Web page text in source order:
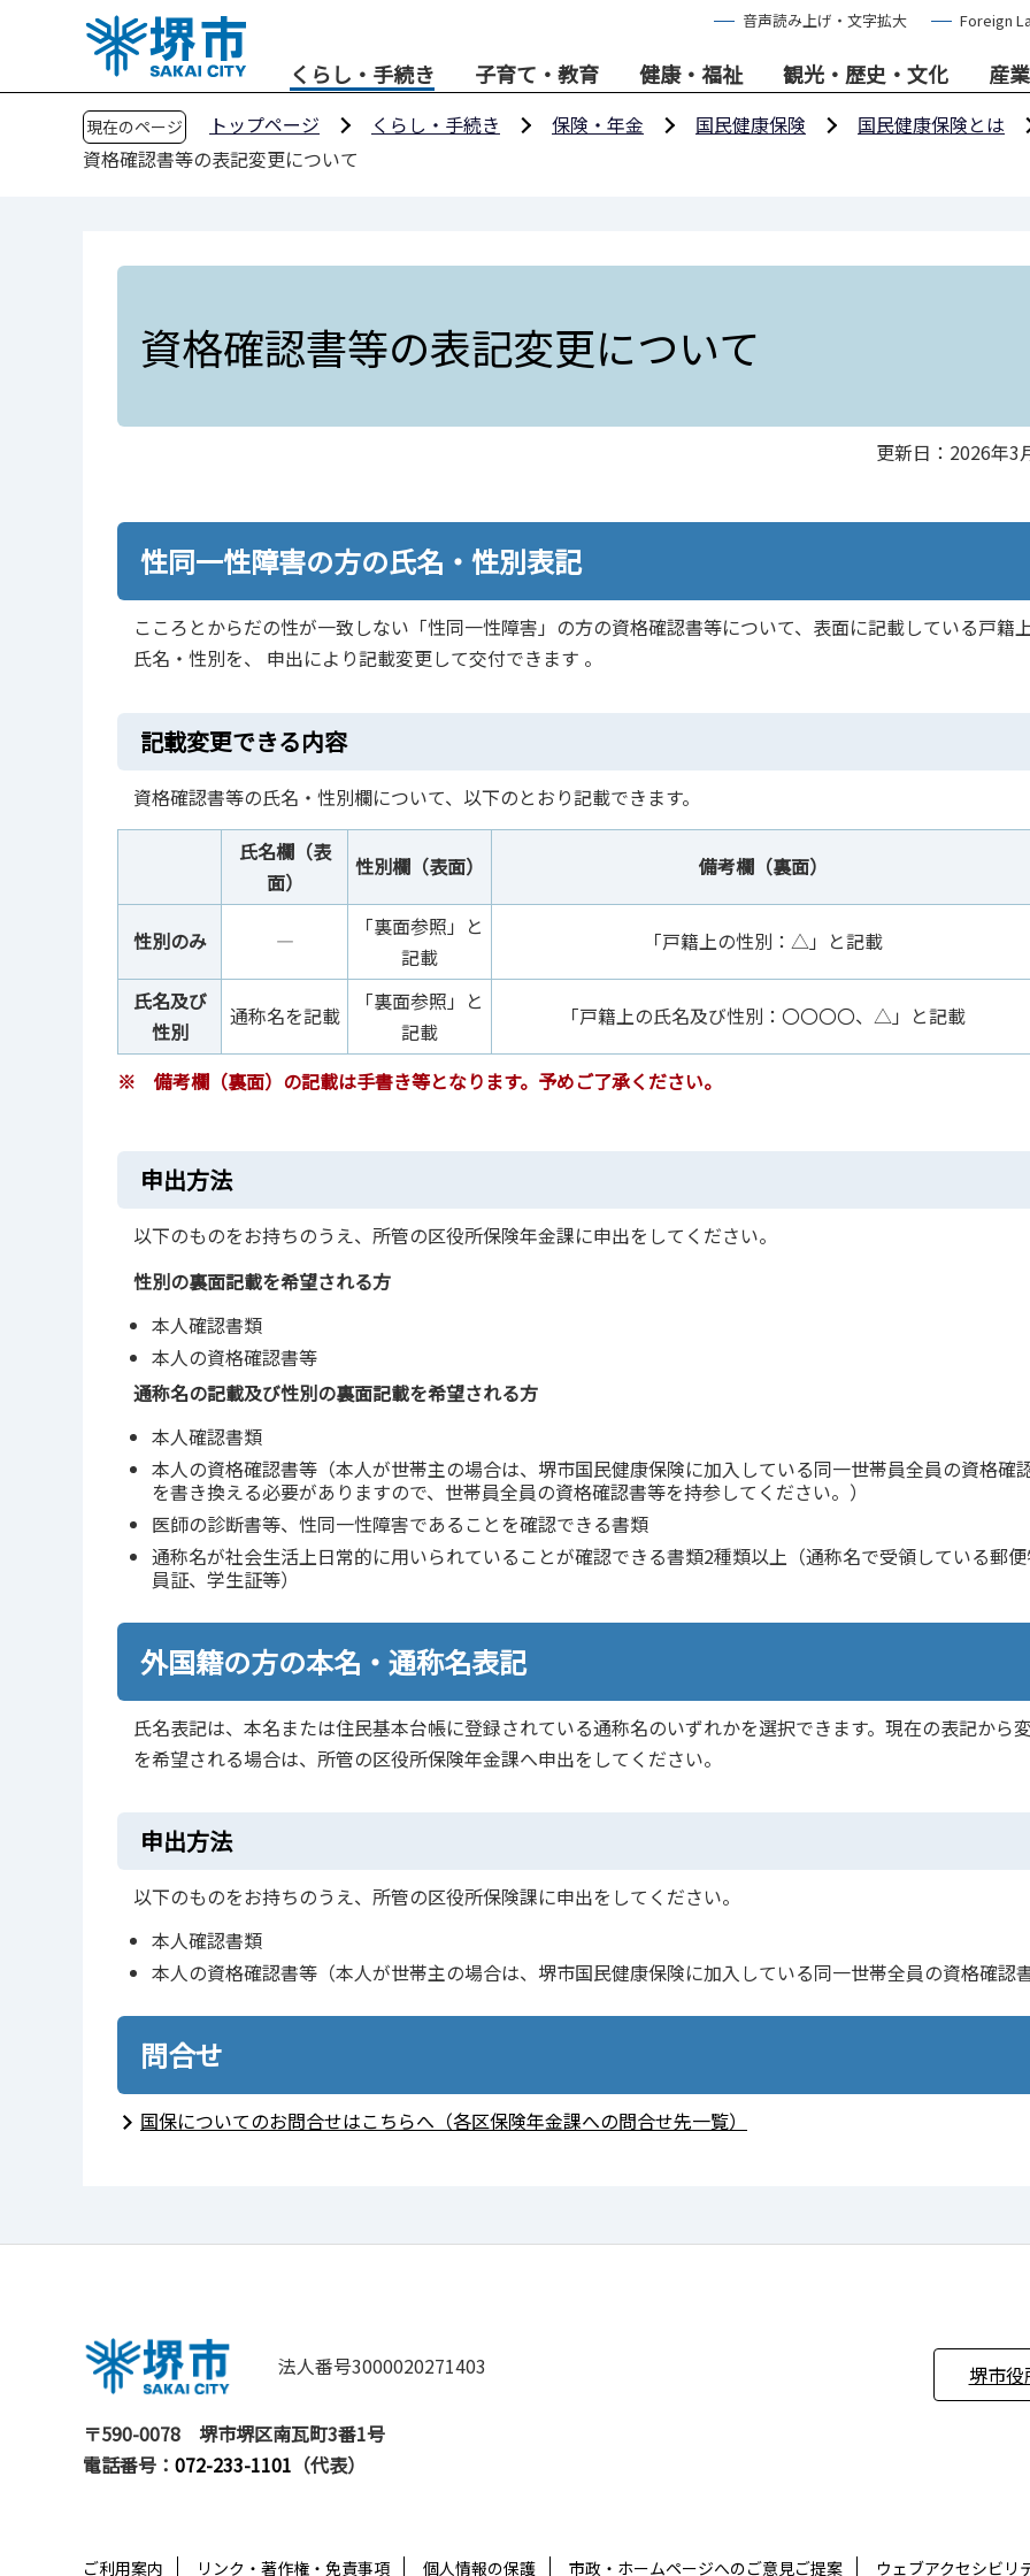
音声読み上げ・文字拡大 Foreign
くらし・手続き 子育て・教育 健康・福祉 観光・歴史・文化 産
現在のページ トップページ くらし・手続き 保険・年金 国民健康保険
国民健康保険とは
資格確認書等の表記変更について
資格確認書等の表記変更について
更新日：2026年3
性同一性障害の方の氏名・性別表記
こころとからだの性が一致しない「性同一性障害」の方の資格確認書等について、表面に記載している戸籍
氏名・性別を、 申出により記載変更して交付できます 。
記載変更できる内容
資格確認書等の氏名・性別欄について、以下のとおり記載できます。
氏名欄（表
面）
性別欄（表面） 備考欄（裏面）
性別のみ ―
「裏面参照」と
記載
「戸籍上の性別：△」と記載
氏名及び
性別
通称名を記載
「裏面参照」と
記載
「戸籍上の氏名及び性別：〇〇〇〇、△」と記載
※ 備考欄（裏面）の記載は手書き等となります。予めご了承ください。
申出方法
以下のものをお持ちのうえ、所管の区役所保険年金課に申出をしてください。
性別の裏面記載を希望される方
本人確認書類
本人の資格確認書等
通称名の記載及び性別の裏面記載を希望される方
本人確認書類
本人の資格確認書等（本人が世帯主の場合は、堺市国民健康保険に加入している同一世帯員全員の資格確
を書き換える必要がありますので、世帯員全員の資格確認書等を持参してください。）
医師の診断書等、性同一性障害であることを確認できる書類
通称名が社会生活上日常的に用いられていることが確認できる書類2種類以上（通称名で受領している郵
員証、学生証等）
外国籍の方の本名・通称名表記
氏名表記は、本名または住民基本台帳に登録されている通称名のいずれかを選択できます。現在の表記から
を希望される場合は、所管の区役所保険年金課へ申出をしてください。
申出方法
以下のものをお持ちのうえ、所管の区役所保険課に申出をしてください。
本人確認書類
本人の資格確認書等（本人が世帯主の場合は、堺市国民健康保険に加入している同一世帯全員の資格確認
問合せ
国保についてのお問合せはこちらへ（各区保険年金課への問合せ先一覧）
法人番号3000020271403
〒590-0078
堺市堺区南瓦町3番1号
電話番号： 072-233-1101 （代表）
堺市
ご利用案内 リンク・著作権・免責事項 個人情報の保護 市政・ホームページへのご意見ご提案 ウェブアクセシビリ